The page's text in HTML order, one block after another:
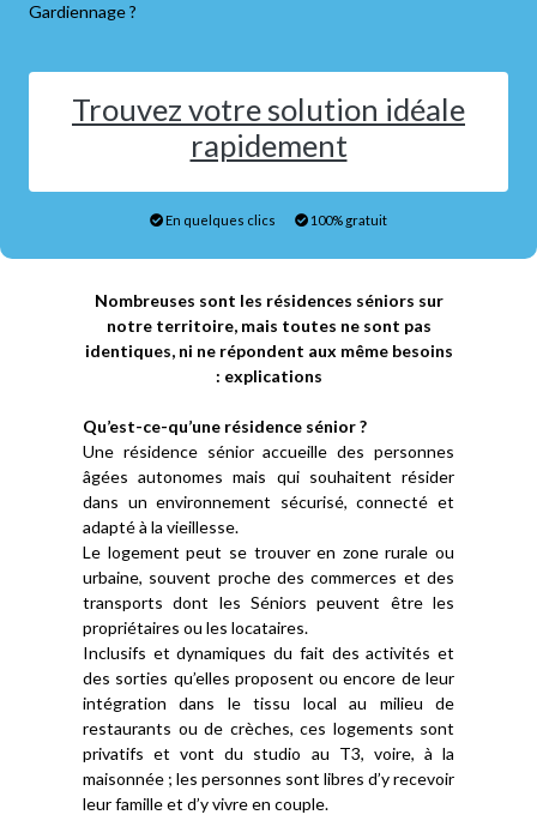
Gardiennage ?
Trouvez votre solution idéale
rapidement
En quelques clics 100% gratuit
Nombreuses sont les résidences séniors sur
notre territoire, mais toutes ne sont pas
identiques, ni ne répondent aux même besoins
: explications
Qu’est-ce-qu’une résidence sénior ?
Une résidence sénior accueille des personnes
âgées autonomes mais qui souhaitent résider
dans un environnement sécurisé, connecté et
adapté à la vieillesse.
Le logement peut se trouver en zone rurale ou
urbaine, souvent proche des commerces et des
transports dont les Séniors peuvent être les
propriétaires ou les locataires.
Inclusifs et dynamiques du fait des activités et
des sorties qu’elles proposent ou encore de leur
intégration dans le tissu local au milieu de
restaurants ou de crèches, ces logements sont
privatifs et vont du studio au T3, voire, à la
maisonnée ; les personnes sont libres d’y recevoir
leur famille et d’y vivre en couple.